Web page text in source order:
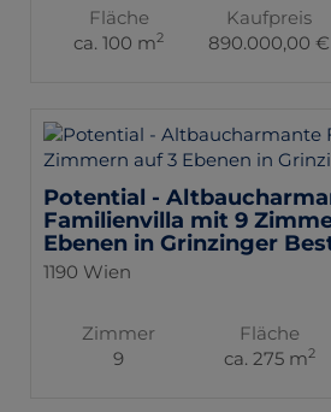
Fläche
ca. 100 m2
Kaufpreis
890.000,00 €
Potential -
Familienvilla mit 9
Ebenen in Grinzinger
1190 Wien
Zimmer
9
Fläche
ca. 275 m2